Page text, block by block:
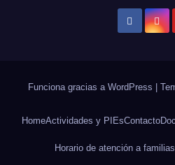
Funciona gracias a WordPress
HomeActividades y PIEsContacto
Horario de atención a familias